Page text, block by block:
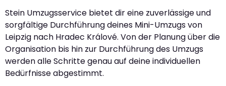
Stein Umzugsservice bietet dir eine zuverlässige und
sorgfältige Durchführung deines Mini-Umzugs von
Leipzig nach Hradec Králové. Von der Planung über die
Organisation bis hin zur Durchführung des Umzugs
werden alle Schritte genau auf deine individuellen
Bedürfnisse abgestimmt.